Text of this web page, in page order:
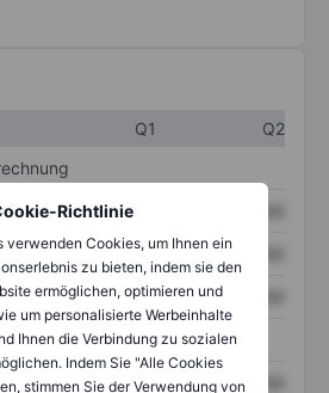
Richtlinie
verwenden Cookies, um Ihnen ein
zu bieten, indem sie den
ermöglichen, optimieren und
um personalisierte Werbeinhalte
Ihnen die Verbindung zu sozialen
Indem Sie "Alle Cookies
stimmen Sie der Verwendung von
Q1
Q2
XXXXXXX
XXXXXXX XXXXXXX
XXXXXXX XXXXXXX
XXXXXXX XXXXXXX